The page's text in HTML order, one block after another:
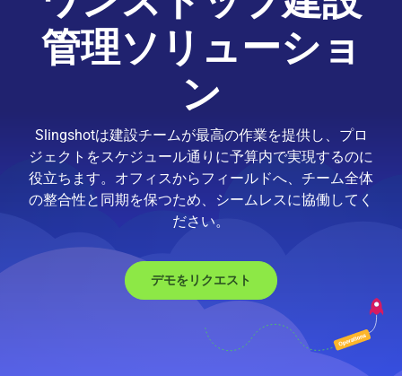
管理ソリューショ
ン
Slingshotは建設チームが最高の作業を提供し、プロ
ジェクトをスケジュール通りに予算内で実現するのに
役立ちます。オフィスからフィールドへ、チーム全体
の整合性と同期を保つため、シームレスに協働してく
ださい。
デモをリクエスト